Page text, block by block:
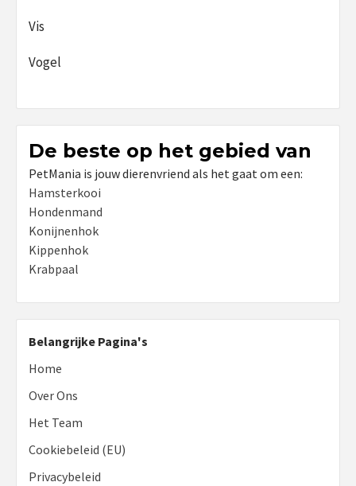
Vis
Vogel
De beste op het gebied van
PetMania is jouw dierenvriend als het gaat om een:
Hamsterkooi
Hondenmand
Konijnenhok
Kippenhok
Krabpaal
Belangrijke Pagina's
Home
Over Ons
Het Team
Cookiebeleid (EU)
Privacybeleid